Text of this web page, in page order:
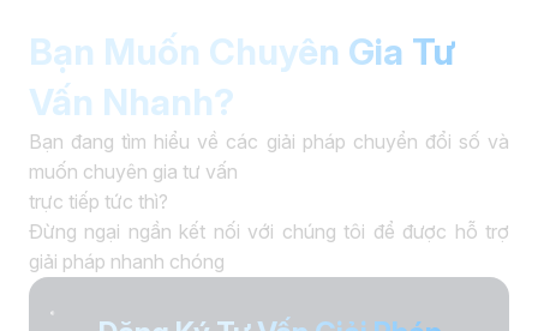
Bạn Muốn Chuyên Gia Tư
Vấn Nhanh?
Bạn đang tìm hiểu về các giải pháp chuyển đổi số và
muốn chuyên gia tư vấn
trực tiếp tức thì?
Đừng ngại ngần kết nối với chúng tôi để được hỗ trợ
giải pháp nhanh chóng